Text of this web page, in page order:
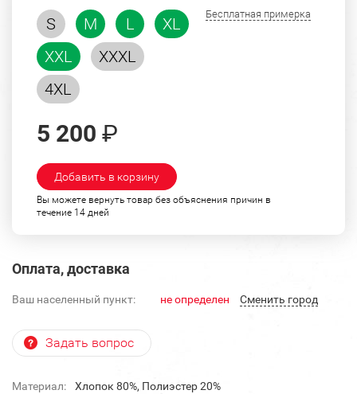
S M L
XL
XXL
XXXL
4XL
Бесплатная примерка
5 200 ₽
Добавить в корзину
Вы можете вернуть товар без объяснения причин в
течение 14 дней
Оплата, доставка
Ваш населенный пункт: не определен Cменить город
Задать вопрос
Материал:
Хлопок 80%, Полиэстер 20%